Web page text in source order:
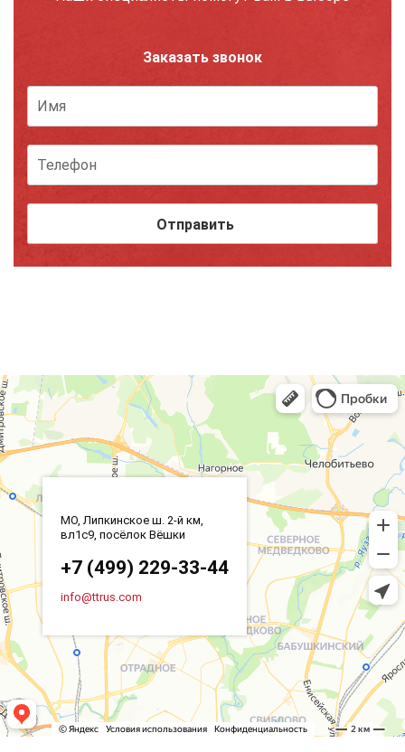
Заказать звонок
МО, Липкинское ш. 2-й км,
вл1с9, посёлок Вёшки
+7 (499) 229-33-44
info@ttrus.com